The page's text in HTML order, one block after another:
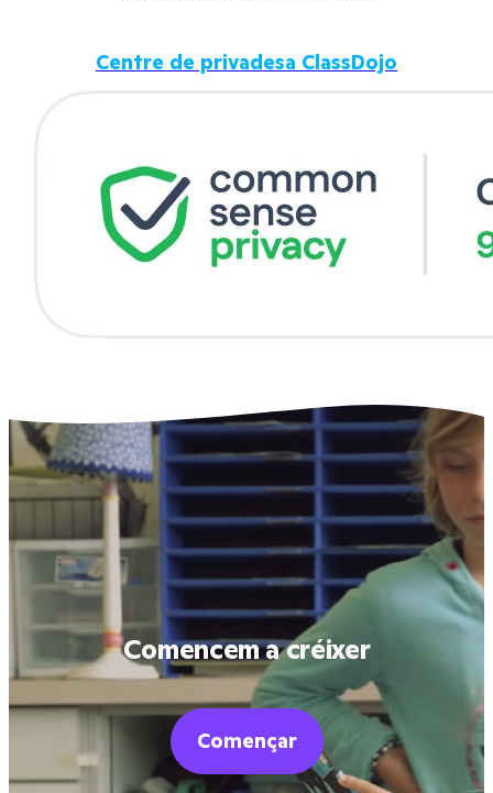
Centre de privadesa ClassDojo
Comencem a créixer
Començar